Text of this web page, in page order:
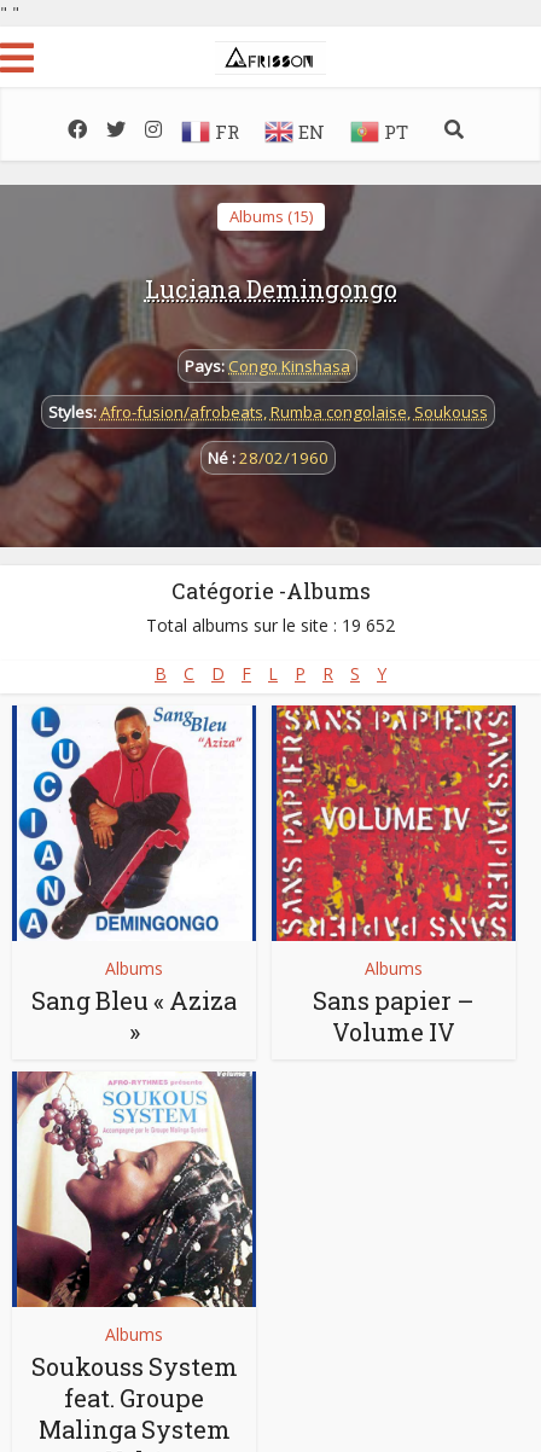
" "
FR EN PT
Albums (15)
Luciana Demingongo
Pays:Congo Kinshasa
Styles:Afro-fusion/afrobeats,Rumba congolaise, Soukouss
Né :28/02/1960
Catégorie -Albums
Total albums sur le site : 19 652
B C D F L P R S Y
Albums
Sang Bleu « Aziza
»
Albums
Sans papier ‎–
Volume IV
Albums
Soukouss System
feat. Groupe
Malinga System